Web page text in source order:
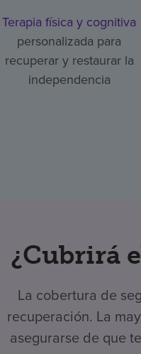
Terapia física y cognitiva
personalizada para
recuperar y restaurar la
independencia
¿Cubrirá
La cobertura de
recuperación. La
asegurarse de que